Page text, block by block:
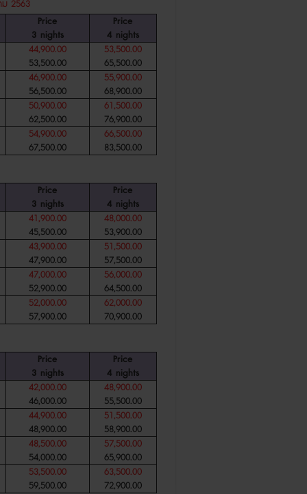
2563
Price
3 nights
Price
4 nights
44,900.00
53,500.00
53,500.00
65,500.00
46,900.00
56,500.00
55,900.00
68,900.00
50,900.00
62,500.00
61,500.00
76,900.00
54,900.00
67,500.00
66,500.00
83,500.00
Price
3 nights
Price
4 nights
41,900.00
45,500.00
48,000.00
53,900.00
43,900.00
47,900.00
51,500.00
57,500.00
47,000.00
52,900.00
56,000.00
64,500.00
52,000.00
57,900.00
62,000.00
70,900.00
Price
3 nights
Price
4 nights
42,000.00
46,000.00
48,900.00
55,500.00
44,900.00
48,900.00
51,500.00
58,900.00
48,500.00
54,000.00
57,500.00
65,900.00
53,500.00
59,500.00
63,500.00
72,900.00